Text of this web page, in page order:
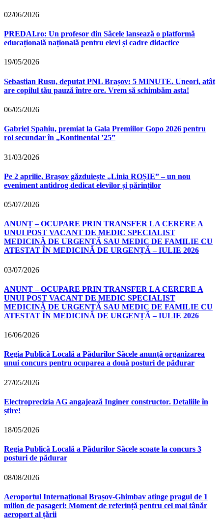
02/06/2026
PREDAI.ro: Un profesor din Săcele lansează o platformă
educațională națională pentru elevi și cadre didactice
19/05/2026
Sebastian Rusu, deputat PNL Brașov: 5 MINUTE. Uneori, atât
are copilul tău pauză între ore. Vrem să schimbăm asta!
06/05/2026
Gabriel Spahiu, premiat la Gala Premiilor Gopo 2026 pentru
rol secundar în „Kontinental ’25”
31/03/2026
Pe 2 aprilie, Brașov găzduiește „Linia ROȘIE” – un nou
eveniment antidrog dedicat elevilor și părinților
05/07/2026
ANUNȚ – OCUPARE PRIN TRANSFER LA CERERE A
UNUI POST VACANT DE MEDIC SPECIALIST
MEDICINĂ DE URGENȚĂ SAU MEDIC DE FAMILIE CU
ATESTAT ÎN MEDICINĂ DE URGENȚĂ – IULIE 2026
03/07/2026
ANUNȚ – OCUPARE PRIN TRANSFER LA CERERE A
UNUI POST VACANT DE MEDIC SPECIALIST
MEDICINĂ DE URGENȚĂ SAU MEDIC DE FAMILIE CU
ATESTAT ÎN MEDICINĂ DE URGENȚĂ – IULIE 2026
16/06/2026
Regia Publică Locală a Pădurilor Săcele anunță organizarea
unui concurs pentru ocuparea a două posturi de pădurar
27/05/2026
Electroprecizia AG angajează Inginer constructor. Detaliile în
știre!
18/05/2026
Regia Publică Locală a Pădurilor Săcele scoate la concurs 3
posturi de pădurar
08/08/2026
Aeroportul Internațional Brașov‑Ghimbav atinge pragul de 1
milion de pasageri: Moment de referință pentru cel mai tânăr
aeroport al țării